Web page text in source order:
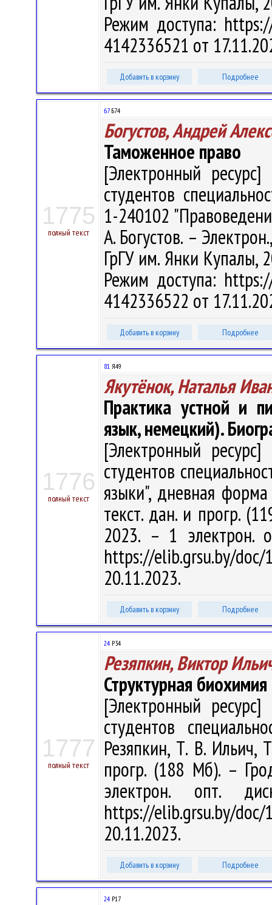
Режим доступа:
4142336521 от
Добавить в корзину Подробнее
1775
полный текст
67Б74
Богустов, Андрей
Таможенное право
[Электронный
студентов
1-240102
А. Богустов. –
ГрГУ им. Янки Купалы,
Режим доступа:
4142336522 от
Добавить в корзину Подробнее
1776
полный текст
81 Я49
Якутёнок, Наталья
Практика устной и
язык, немецкий).
[Электронный
студентов
языки", дневная
текст. дан. и прогр.
2023. – 1 электрон.
https://elib.grsu.by/
20.11.2023.
Добавить в корзину Подробнее
1777
полный текст
24 Р34
Резяпкин, Виктор
Структурная биохимия
[Электронный
студентов
Резяпкин, Т. В. Ильич,
прогр. (188 Мб). –
электрон. опт.
https://elib.grsu.by/
20.11.2023.
Добавить в корзину Подробнее
24 Р17